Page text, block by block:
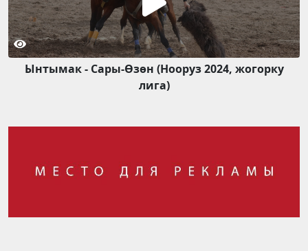
Ынтымак - Сары-Өзөн (Нооруз 2024, жогорку
лига)